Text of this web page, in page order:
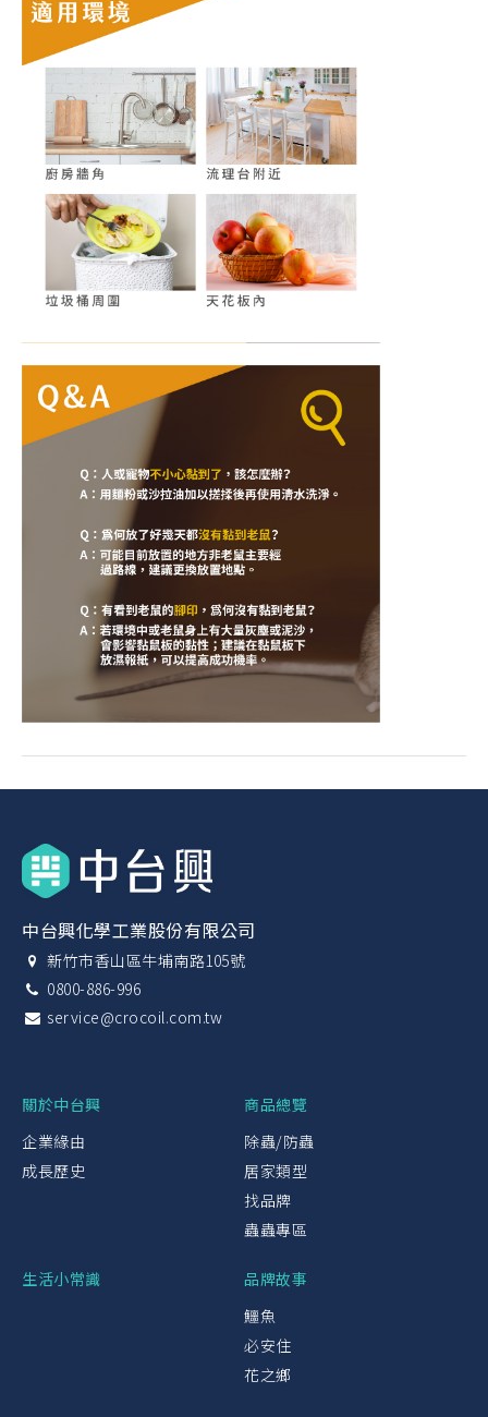
中台興化學工業股份有限公司
新竹市香山區牛埔南路105號
0800-886-996
service@crocoil.com.tw
關於中台興
企業緣由
成長歷史
商品總覽
除蟲/防蟲
居家類型
找品牌
蟲蟲專區
生活小常識
品牌故事
鱷魚
必安住
花之鄉